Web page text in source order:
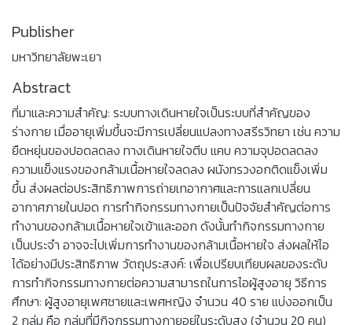
Publisher
มหาวิทยาลัยพะเยา
Abstract
ที่มาและความสำคัญ: ระบบทางเดินหายใจเป็นระบบที่สำคัญของ
ร่างกาย เมื่ออายุเพิ่มขึ้นจะมีการเปลี่ยนแปลงทางสรีรวิทยา เช่น ความ
ยืดหยุ่นของปอดลดลง ทางเดินหายใจตีบ แคบ ความจุปอดลดลง
ความแข็งแรงของกล้ามเนื้อหายใจลดลง ผนังทรวงอกติดแข็งเพิ่ม
ขึ้น ส่งผลต่อประสิทธิภาพการถ่ายเทอากาศและการแลกเปลี่ยน
อากาศภายในปอด การทำกิจกรรมทางกายเป็นปัจจัยสำคัญต่อการ
ทำงานของกล้ามเนื้อหายใจเข้าและออก ดังนั้นทำกิจกรรมทางกาย
เป็นประจำ อาจจะไปเพิ่มการทำงานของกล้ามเนื้อหายใจ ส่งผลให้ไอ
ได้อย่างมีประสิทธิภาพ วัตถุประสงค์: เพื่อเปรียบเทียบผลของระดับ
การทำกิจกรรมทางกายต่อความสามารถในการไอผู้สูงอายุ วิธีการ
ศึกษา: ผู้สูงอายุเพศชายและเพศหญิง จำนวน 40 ราย แบ่งออกเป็น
2 กลุ่ม คือ กลุ่มที่มีกิจกรรมทางกายอยู่ในระดับสูง (จำนวน 20 คน)